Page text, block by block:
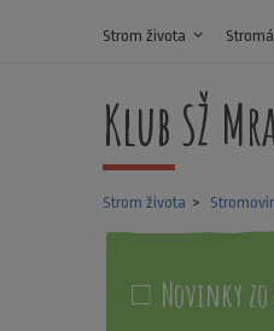
Strom života expand_more
Klub SŽ
Strom života
Novinky